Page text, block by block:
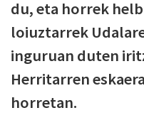
du, eta horrek
loiuztarrek
inguruan duten
Herritarren
horretan.